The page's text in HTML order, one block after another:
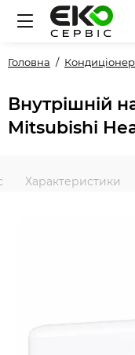
Головна
Внутрішній
Mitsubishi
Характеристики